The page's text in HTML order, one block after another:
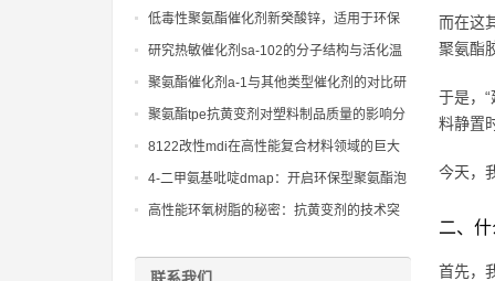
而在这
聚氨酯
于是，
料静置
今天，
二、
首先，
低毒性聚氨酯催化剂新癸酸锌，适用于环保
和食品接触级应用
研究热敏催化剂sa-102的分子结构与活化温
度的关系，实现性能的定制化。
聚氨酯催化剂a-1与其他类型催化剂的对比研
究总结
聚氨酯tpe抗黄变剂对塑料制品质量的影响分
析
8122改性mdi在高性能复合材料领域的巨大
应用潜力
4-二甲氨基吡啶dmap：开启环保型聚氨酯泡
沫生产的新时代
高性能环氧树脂的秘密：抗黄变剂的技术突